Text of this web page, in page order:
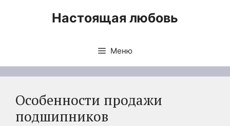
Настоящая любовь
Меню
Особенности продажи
подшипников